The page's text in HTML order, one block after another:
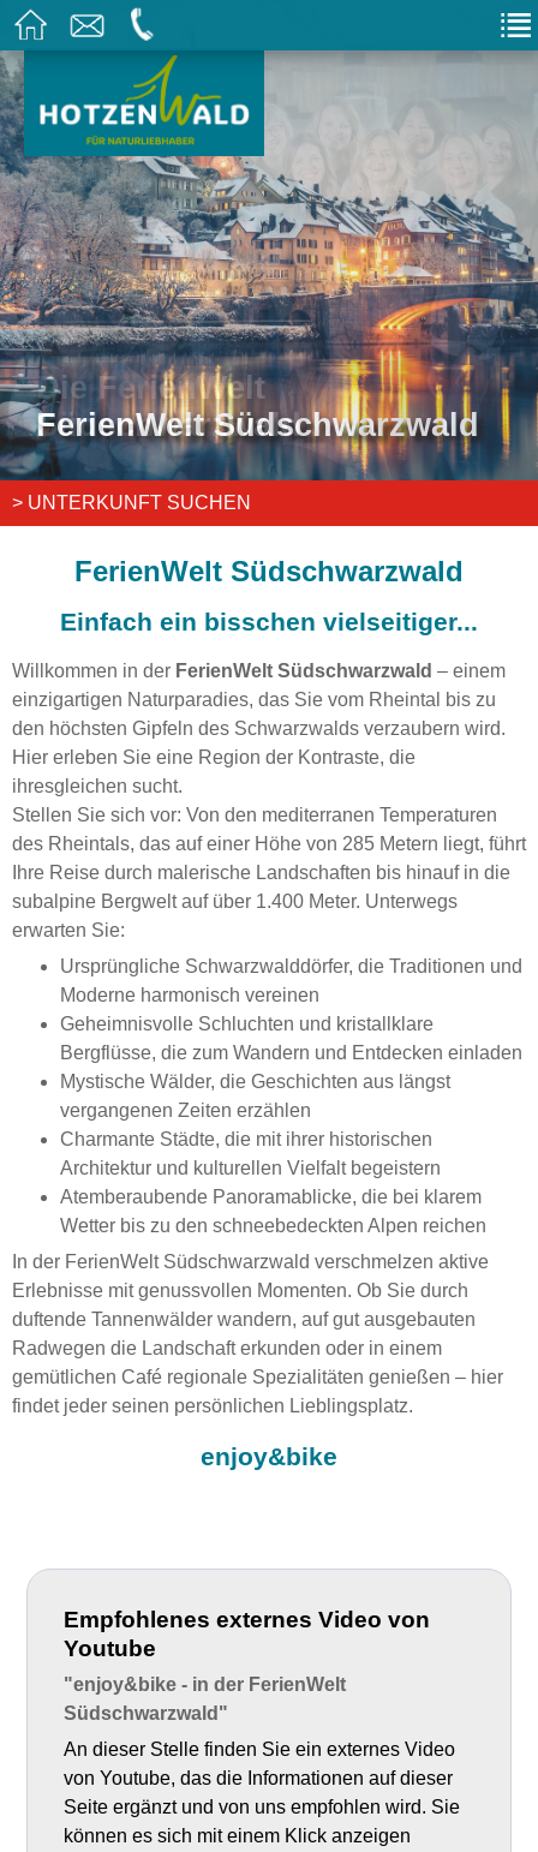
FerienWelt Südschwarzwald
> UNTERKUNFT SUCHEN
FerienWelt Südschwarzwald
Einfach ein bisschen vielseitiger...
Willkommen in der FerienWelt Südschwarzwald – einem
einzigartigen Naturparadies, das Sie vom Rheintal bis zu
den höchsten Gipfeln des Schwarzwalds verzaubern wird.
Hier erleben Sie eine Region der Kontraste, die
ihresgleichen sucht.
Stellen Sie sich vor: Von den mediterranen Temperaturen
des Rheintals, das auf einer Höhe von 285 Metern liegt, führt
Ihre Reise durch malerische Landschaften bis hinauf in die
subalpine Bergwelt auf über 1.400 Meter. Unterwegs
erwarten Sie:
Ursprüngliche Schwarzwalddörfer, die Traditionen und
Moderne harmonisch vereinen
Geheimnisvolle Schluchten und kristallklare
Bergflüsse, die zum Wandern und Entdecken einladen
Mystische Wälder, die Geschichten aus längst
vergangenen Zeiten erzählen
Charmante Städte, die mit ihrer historischen
Architektur und kulturellen Vielfalt begeistern
Atemberaubende Panoramablicke, die bei klarem
Wetter bis zu den schneebedeckten Alpen reichen
In der FerienWelt Südschwarzwald verschmelzen aktive
Erlebnisse mit genussvollen Momenten. Ob Sie durch
duftende Tannenwälder wandern, auf gut ausgebauten
Radwegen die Landschaft erkunden oder in einem
gemütlichen Café regionale Spezialitäten genießen – hier
findet jeder seinen persönlichen Lieblingsplatz.
enjoy&bike
Empfohlenes externes Video von
Youtube
"enjoy&bike - in der FerienWelt
Südschwarzwald"
An dieser Stelle finden Sie ein externes Video
von Youtube, das die Informationen auf dieser
Seite ergänzt und von uns empfohlen wird. Sie
können es sich mit einem Klick anzeigen